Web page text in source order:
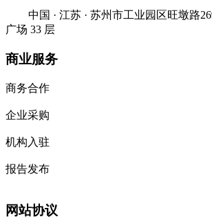
中国 · 江苏 · 苏州市工业园区旺墩路
广场 33 层
商业服务
商务合作
企业采购
机构入驻
报告发布
网站协议